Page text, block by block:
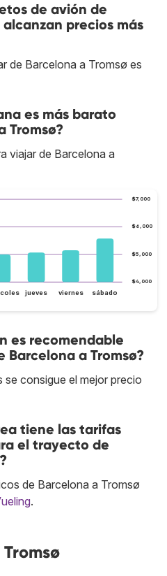
de avión de
precios más
de Barcelona a Tromsø es
es más barato
Tromsø?
viajar de Barcelona a
$4,000
$5,000
$6,000
$7,000
jueves viernes sábado
es recomendable
Barcelona a Tromsø?
se consigue el mejor precio
tiene las tarifas
el trayecto de
de Barcelona a Tromsø
.